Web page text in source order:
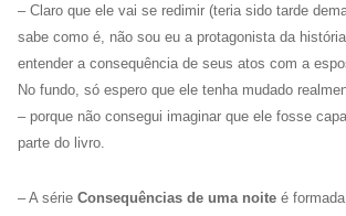
– Claro que ele vai se redimir (teria sido tarde
sabe como é, não sou eu a protagonista da
entender a consequência de seus atos com a
No fundo, só espero que ele tenha mudado
– porque não consegui imaginar que ele fosse
parte do livro.
– A série Consequências de uma noite é